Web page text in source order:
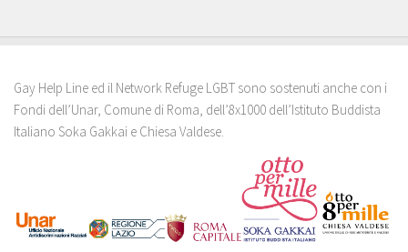
Gay Help Line ed il Network Refuge LGBT sono sostenuti anche con i
Fondi dell’Unar, Comune di Roma, dell’8x1000 dell’Istituto Buddista
Italiano Soka Gakkai e Chiesa Valdese.